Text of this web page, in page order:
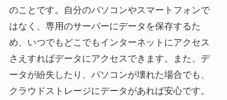
のことです。自分のパソコンやスマートフォンで
はなく、専用のサーバーにデータを保存するた
め、いつでもどこでもインターネットにアクセス
さえすればデータにアクセスできます。また、デ
ータが紛失したり、パソコンが壊れた場合でも、
クラウドストレージにデータがあれば安心です。